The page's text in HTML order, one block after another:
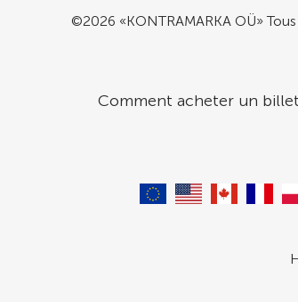
©2026 «KONTRAMARKA OÜ»
Comment acheter un billet